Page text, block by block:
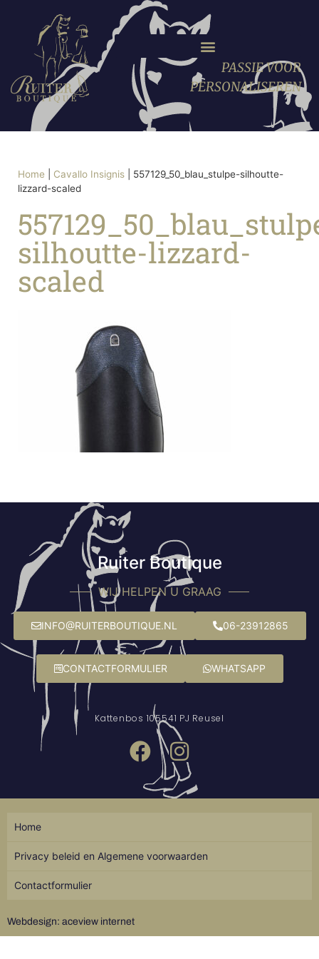
PASSIE VOOR
PERSONALISEREN
Home Cavallo Insignis
557129_50_blau_stulpe-silhoutte-
lizzard-scaled
silhoutte-lizzard-
scaled
Ruiter Boutique
WIJ HELPEN U GRAAG
INFO@RUITERBOUTIQUE.NL 06-23912865
CONTACTFORMULIER WHATSAPP
Kattenbos 105541 PJ Reusel
Webdesign: aceview internet
Home
Privacy beleid en Algemene voorwaarden
Contactformulier